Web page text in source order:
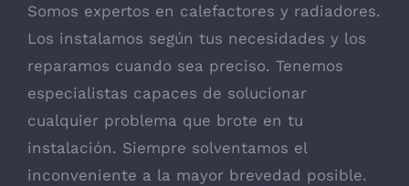
Somos expertos en calefactores y radiadores.
Los instalamos según tus necesidades y los
reparamos cuando sea preciso. Tenemos
especialistas capaces de solucionar
cualquier problema que brote en tu
instalación. Siempre solventamos el
inconveniente a la mayor brevedad posible.